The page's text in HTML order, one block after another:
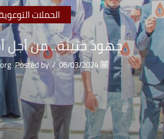
الحملات
جهودٌ حثيثة.. من أجل
/
Posted by